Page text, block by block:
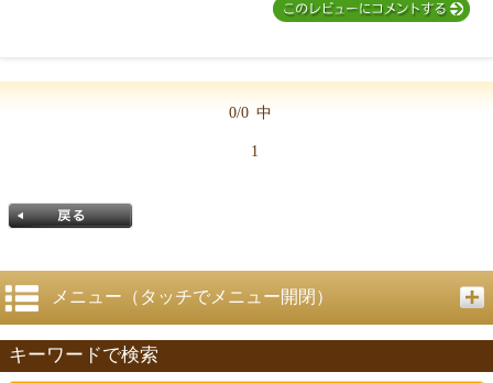
0/0 中
1
戻る
メニュー（タッチでメニュー開閉）
キーワードで検索